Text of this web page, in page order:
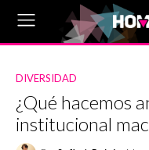
DIVERSIDAD
¿Qué hacemos
institucional